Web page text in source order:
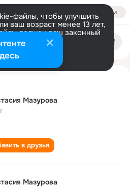
Войти
файлы, чтобы улучшить
ваш возраст менее 13 лет,
должен ваш законный
информации
Настроить
Анастасия Мазурова
в друзья
Мазурова